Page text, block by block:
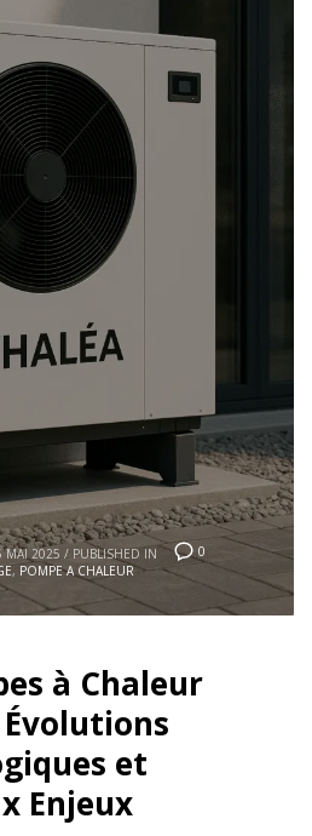
0
MAI 2025 / PUBLISHED IN
, POMPE A CHALEUR
à Chaleur
Évolutions
et
Enjeux